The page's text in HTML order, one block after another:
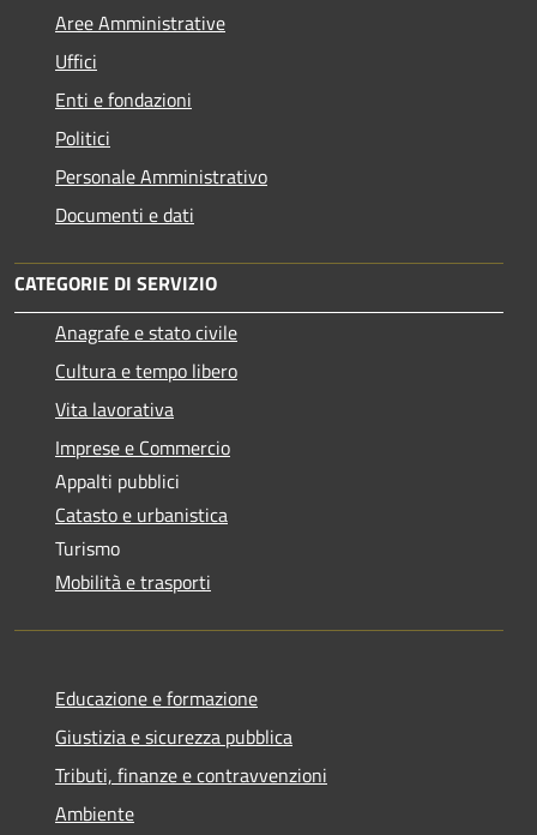
Aree Amministrative
Uffici
Enti e fondazioni
Politici
Personale Amministrativo
Documenti e dati
CATEGORIE DI SERVIZIO
Anagrafe e stato civile
Cultura e tempo libero
Vita lavorativa
Imprese e Commercio
Appalti pubblici
Catasto e urbanistica
Turismo
Mobilità e trasporti
Educazione e formazione
Giustizia e sicurezza pubblica
Tributi, finanze e contravvenzioni
Ambiente